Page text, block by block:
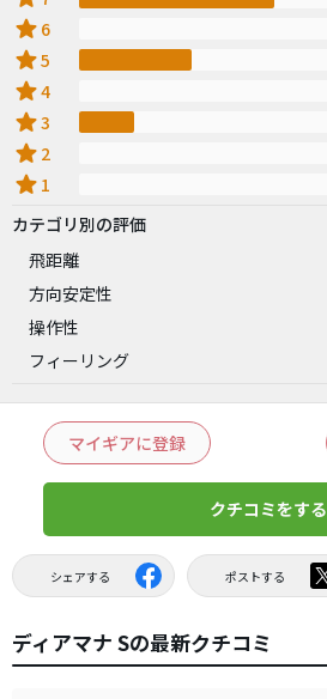
star 6
star5
star4
star3
star 2
star 1
カテゴリ別の評価
飛距離
方向安定性
操作性
フィーリング
マイギアに登録
クチコミをする
シェアする ポストする
ディアマナ Sの最新クチコミ